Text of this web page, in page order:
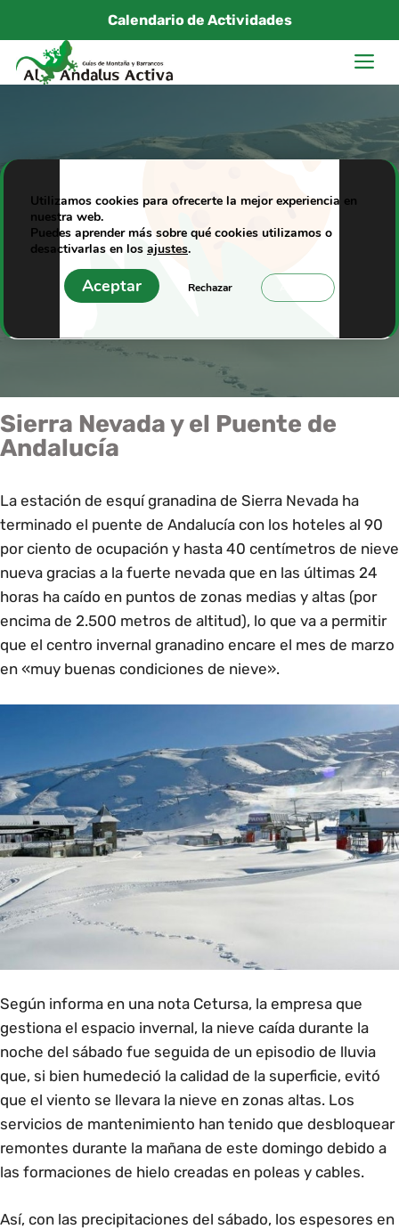
contenido
Calendario de Actividades
Sierra Nevada y el
Puente de Andalucía
04/03/2014 Al Andalus Activa
Sierra Nevada y el Puente de
Andalucía
La estación de esquí granadina de Sierra Nevada ha
terminado el puente de Andalucía con los hoteles al 90
por ciento de ocupación y hasta 40 centímetros de nieve
nueva gracias a la fuerte nevada que en las últimas 24
horas ha caído en puntos de zonas medias y altas (por
encima de 2.500 metros de altitud), lo que va a permitir
que el centro invernal granadino encare el mes de marzo
en «muy buenas condiciones de nieve».
Según informa en una nota Cetursa, la empresa que
gestiona el espacio invernal, la nieve caída durante la
noche del sábado fue seguida de un episodio de lluvia
que, si bien humedeció la calidad de la superficie, evitó
que el viento se llevara la nieve en zonas altas. Los
servicios de mantenimiento han tenido que desbloquear
remontes durante la mañana de este domingo debido a
las formaciones de hielo creadas en poleas y cables.
Así, con las precipitaciones del sábado, los espesores en
Utilizamos cookies para ofrecerte la mejor experiencia en
nuestra web.
Puedes aprender más sobre qué cookies utilizamos o
desactivarlas en los ajustes.
Aceptar Rechazar